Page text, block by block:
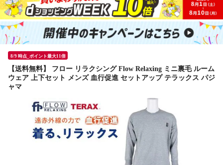
8/9 時点_ポイント最大11倍
【送料無料】 フロー リラクシング Flow Relaxing ミニ裏毛 ルーム
ウェア 上下セット メンズ 血行促進 セットアップ テラックス パジ
ャマ